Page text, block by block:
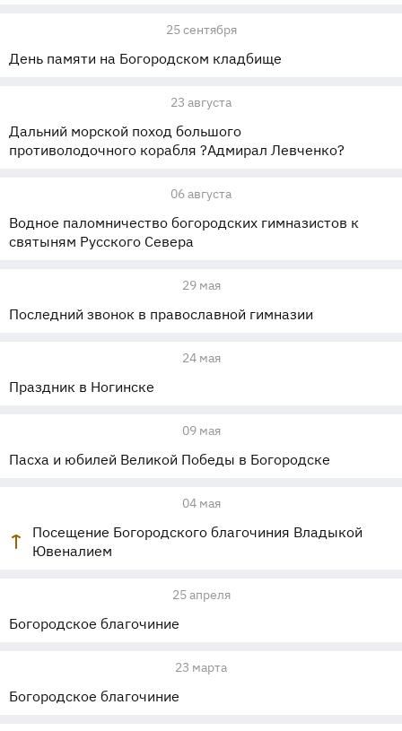
25 сентября
День памяти на Богородском кладбище
23 августа
Дальний морской поход большого
противолодочного корабля ?Адмирал Левченко?
06 августа
Водное паломничество богородских гимназистов к
святыням Русского Севера
29 мая
Последний звонок в православной гимназии
24 мая
Праздник в Ногинске
09 мая
Пасха и юбилей Великой Победы в Богородске
04 мая
Посещение Богородского благочиния Владыкой
Ювеналием
25 апреля
Богородское благочиние
23 марта
Богородское благочиние